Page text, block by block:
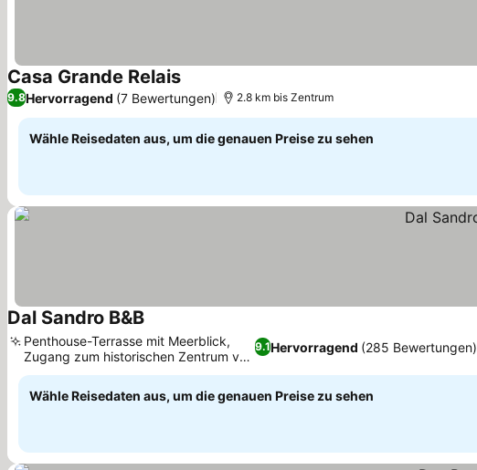
Casa Grande RelaisPreise sehen
9.8Hervorragend (7 Bewertungen) 2.8 km bis Zentrum
Wähle Reisedaten aus, um die genauen Preise zu sehen
Dal Sandro B&BPreise sehen
9.1Hervorragend (285 Bewertungen)
Penthouse-Terrasse mit Meerblick,
Zugang zum historischen Zentrum von
Portoferraio
Wähle Reisedaten aus, um die genauen Preise zu sehen